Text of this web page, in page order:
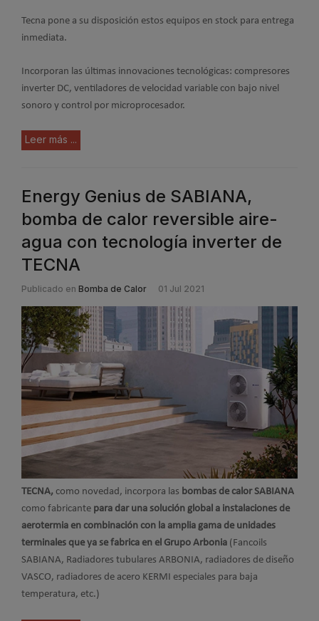
Tecna pone a su disposición estos equipos en stock para entrega
inmediata.
Incorporan las últimas innovaciones tecnológicas: compresores
inverter DC, ventiladores de velocidad variable con bajo nivel
sonoro y control por microprocesador.
Leer más ...
Energy Genius de SABIANA,
bomba de calor reversible aire-
agua con tecnología inverter de
TECNA
Publicado en Bomba de Calor 01 Jul 2021
TECNA, como novedad, incorpora las bombas de calor SABIANA
como fabricante para dar una solución global a instalaciones de
aerotermia en combinación con la amplia gama de unidades
terminales que ya se fabrica en el Grupo Arbonia (Fancoils
SABIANA, Radiadores tubulares ARBONIA, radiadores de diseño
VASCO, radiadores de acero KERMI especiales para baja
temperatura, etc.)